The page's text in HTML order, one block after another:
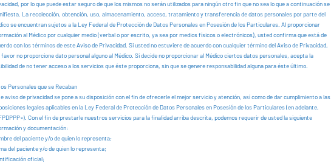
por lo que puede estar seguro de que los mismos no serán utilizados para ningún otro fin que no sea lo que a continuación se
La recolección, obtención, uso, almacenamiento, acceso, tratamiento y transferencia de datos personales por parte del
se encuentran sujetos a la Ley Federal de Protección de Datos Personales en Posesión de los Particulares. Al proporcionar
al Médico por cualquier medio (verbal o por escrito, ya sea por medios físicos o electrónicos), usted confirma que está de
con los términos de este Aviso de Privacidad. Si usted no estuviere de acuerdo con cualquier término del Aviso de Privacidad,
favor no proporcione dato personal alguno al Médico. Si decide no proporcionar al Médico ciertos datos personales, acepta la
de no tener acceso a los servicios que éste proporciona, sin que se genere responsabilidad alguna para éste último.
Personales que se Recaban
aviso de privacidad se pone a su disposición con el fin de ofrecerle el mejor servicio y atención, así como de dar cumplimiento a las
legales aplicables en la Ley Federal de Protección de Datos Personales en Posesión de los Particulares (en adelante,
Con el fin de prestarle nuestros servicios para la finalidad arriba descrita, podemos requerir de usted la siguiente
y documentación:
del paciente y/o de quien lo representa;
del paciente y/o de quien lo representa;
oficial;